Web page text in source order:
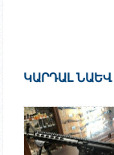
ԿԱՐԴԱԼ ՆԱԵՎ